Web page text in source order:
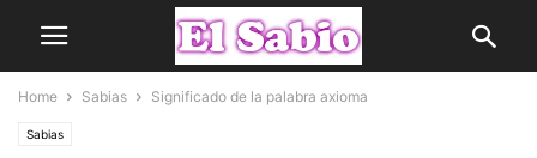
Home Sabias Significado de la palabra axioma
Sabias